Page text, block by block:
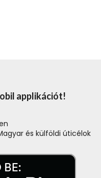
applikációt!
és külföldi úticélok